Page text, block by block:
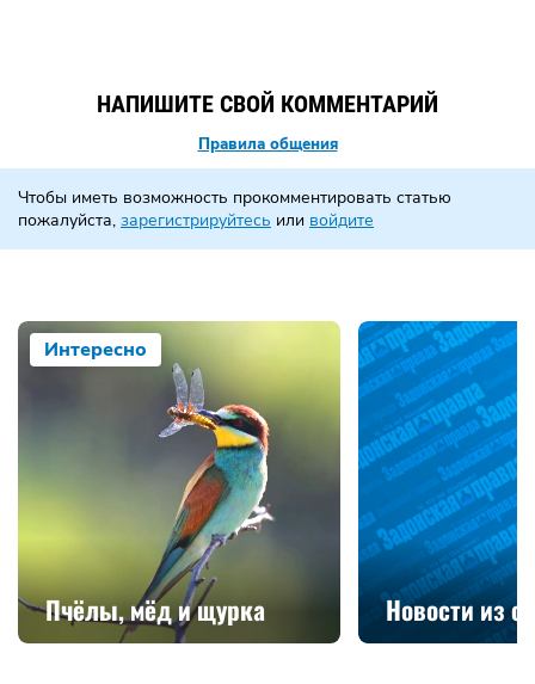
НАПИШИТЕ СВОЙ КОММЕНТАРИЙ
Правила общения
Чтобы иметь возможность прокомментировать статью
пожалуйста, зарегистрируйтесь или войдите
Интересно
Пчёлы, мёд и щурка Новости из